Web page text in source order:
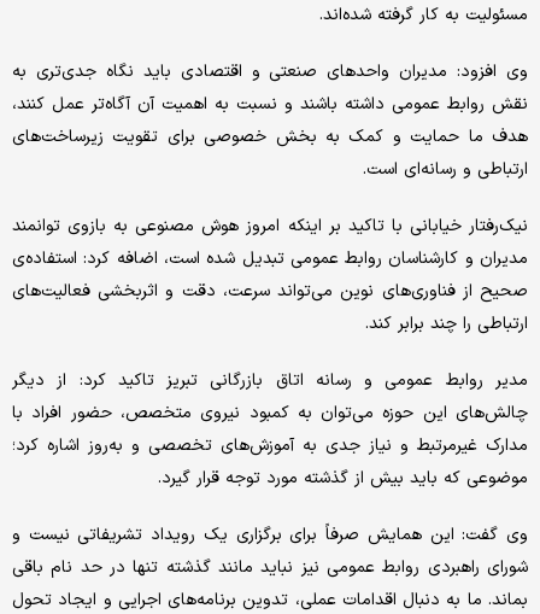
مسئولیت به کار گرفته شده‌اند.
وی افزود: مدیران واحدهای صنعتی و اقتصادی باید نگاه جدی‌تری به
نقش روابط عمومی داشته باشند و نسبت به اهمیت آن آگاه‌تر عمل کنند،
هدف ما حمایت و کمک به بخش خصوصی برای تقویت زیرساخت‌های
ارتباطی و رسانه‌ای است.
نیک‌رفتار خیابانی با تاکید بر اینکه امروز هوش مصنوعی به بازوی توانمند
مدیران و کارشناسان روابط عمومی تبدیل شده است، اضافه کرد: استفاده‌ی
صحیح از فناوری‌های نوین می‌تواند سرعت، دقت و اثربخشی فعالیت‌های
ارتباطی را چند برابر کند.
مدیر روابط عمومی و رسانه اتاق بازرگانی تبریز تاکید کرد: از دیگر
چالش‌های این حوزه می‌توان به کمبود نیروی متخصص، حضور افراد با
مدارک غیرمرتبط و نیاز جدی به آموزش‌های تخصصی و به‌روز اشاره کرد؛
موضوعی که باید بیش از گذشته مورد توجه قرار گیرد.
وی گفت: این همایش صرفاً برای برگزاری یک رویداد تشریفاتی نیست و
شورای راهبردی روابط عمومی نیز نباید مانند گذشته تنها در حد نام باقی
بماند. ما به دنبال اقدامات عملی، تدوین برنامه‌های اجرایی و ایجاد تحول